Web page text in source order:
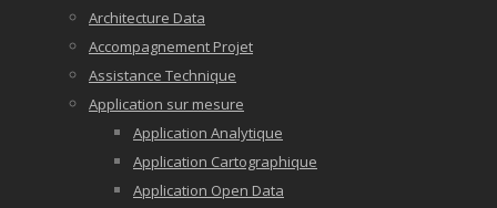
Architecture Data
Accompagnement Projet
Assistance Technique
Application sur mesure
Application Analytique
Application Cartographique
Application Open Data